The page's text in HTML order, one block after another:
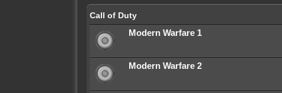
Call of Duty
Modern Warfare 1
Modern Warfare 2